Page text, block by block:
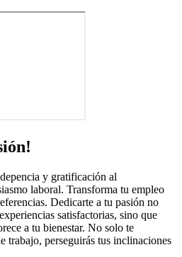
y gratificación al
laboral. Transforma tu empleo
Dedicarte a tu pasión no
satisfactorias, sino que
a tu bienestar. No solo te
trabajo, perseguirás tus inclinaciones